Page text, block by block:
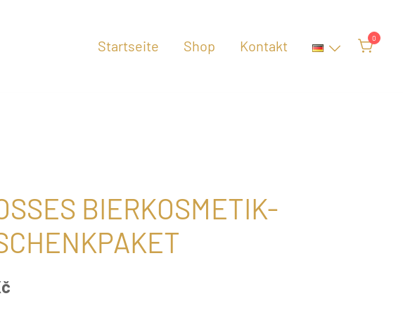
Startseite Shop Kontakt 0
BIERKOSMETIK-G